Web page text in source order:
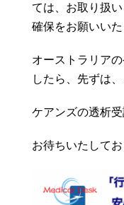
ては、お取り扱
確保をお願いいた
オーストラリア
したら、先ずは
ケアンズの透析受
お待ちいたしてお